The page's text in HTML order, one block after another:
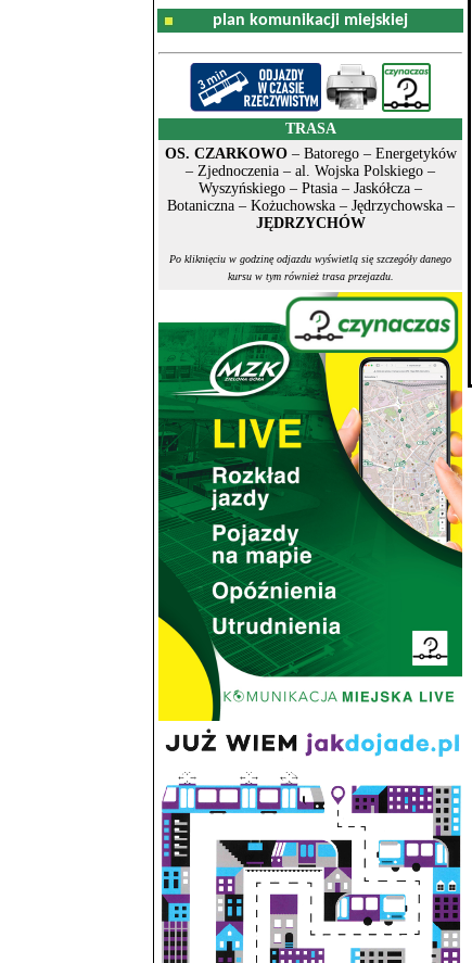
plan komunikacji miejskiej
TRASA
OS. CZARKOWO– Batorego – Energetyków
– Zjednoczenia – al. Wojska Polskiego –
Wyszyńskiego – Ptasia – Jaskółcza –
Botaniczna – Kożuchowska – Jędrzychowska –
JĘDRZYCHÓW
Po kliknięciu w godzinę odjazdu wyświetlą się szczegóły danego
kursu w tym również trasa przejazdu.